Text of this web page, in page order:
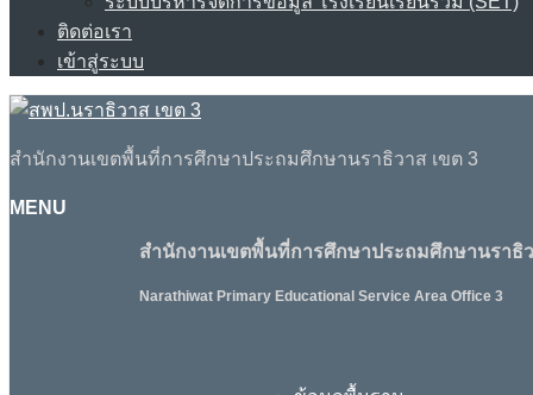
ติดต่อเรา
เข้าสู่ระบบ
สำนักงานเขตพื้นที่การศึกษาประถมศึกษานราธิวาส เขต 3
MENU
สำนักงานเขตพื้นที่การศึกษาประถมศึกษานราธิว
Narathiwat Primary Educational Service Area Office 3